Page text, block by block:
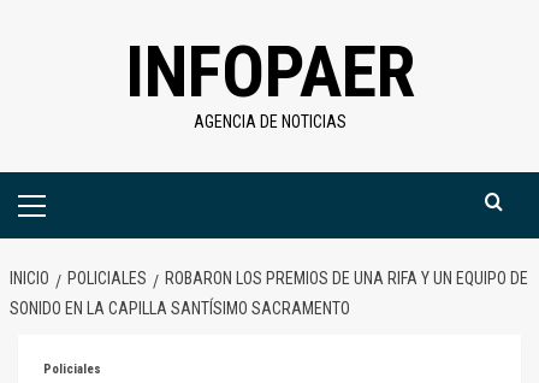
INFOPAER
AGENCIA DE NOTICIAS
Menú
INICIO POLICIALES
ROBARON LOS PREMIOS DE UNA RIFA Y UN EQUIPO DE
SONIDO EN LA CAPILLA SANTÍSIMO SACRAMENTO
Policiales